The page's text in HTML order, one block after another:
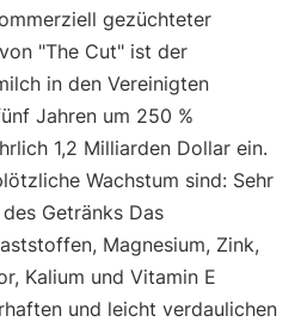
gezüchteter
"The Cut" ist der
in den Vereinigten
Jahren um 250 %
1,2 Milliarden Dollar ein.
Wachstum sind: Sehr
Getränks Das
Magnesium, Zink,
Kalium und Vitamin E
und leicht verdaulichen